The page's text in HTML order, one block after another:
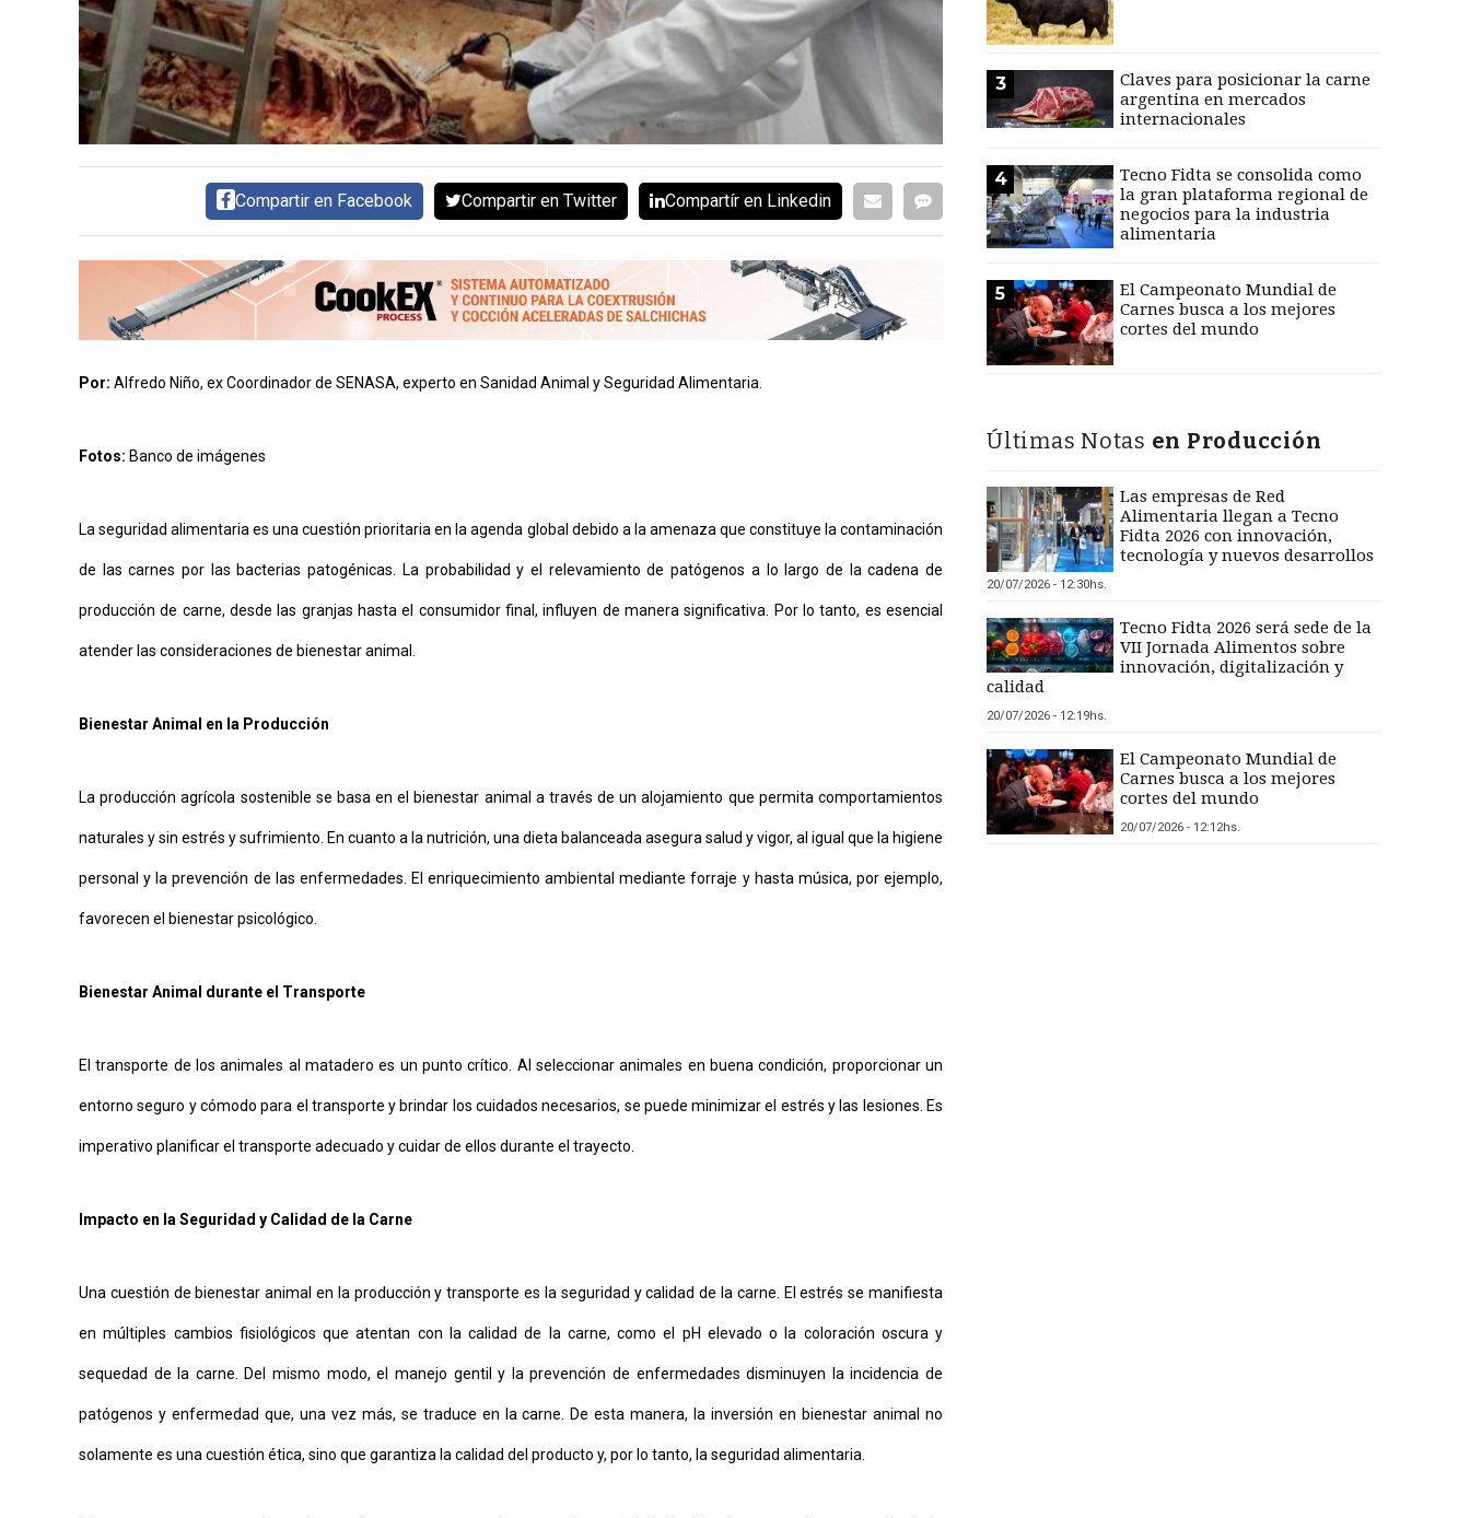
TÉRMINOS
Compartir en Facebook Compartir en Twitter Compartír en Linkedin
Por: Alfredo Niño, ex Coordinador de SENASA, experto en Sanidad Animal y Seguridad Alimentaria.
Fotos: Banco de imágenes
La seguridad alimentaria es una cuestión prioritaria en la agenda global debido a la amenaza que constituye la contaminación
de las carnes por las bacterias patogénicas. La probabilidad y el relevamiento de patógenos a lo largo de la cadena de
producción de carne, desde las granjas hasta el consumidor final, influyen de manera significativa. Por lo tanto, es esencial
atender las consideraciones de bienestar animal.
Bienestar Animal en la Producción
La producción agrícola sostenible se basa en el bienestar animal a través de un alojamiento que permita comportamientos
naturales y sin estrés y sufrimiento. En cuanto a la nutrición, una dieta balanceada asegura salud y vigor, al igual que la higiene
personal y la prevención de las enfermedades. El enriquecimiento ambiental mediante forraje y hasta música, por ejemplo,
favorecen el bienestar psicológico.
Bienestar Animal durante el Transporte
El transporte de los animales al matadero es un punto crítico. Al seleccionar animales en buena condición, proporcionar un
entorno seguro y cómodo para el transporte y brindar los cuidados necesarios, se puede minimizar el estrés y las lesiones. Es
imperativo planificar el transporte adecuado y cuidar de ellos durante el trayecto.
Impacto en la Seguridad y Calidad de la Carne
Una cuestión de bienestar animal en la producción y transporte es la seguridad y calidad de la carne. El estrés se manifiesta
en múltiples cambios fisiológicos que atentan con la calidad de la carne, como el pH elevado o la coloración oscura y
sequedad de la carne. Del mismo modo, el manejo gentil y la prevención de enfermedades disminuyen la incidencia de
patógenos y enfermedad que, una vez más, se traduce en la carne. De esta manera, la inversión en bienestar animal no
solamente es una cuestión ética, sino que garantiza la calidad del producto y, por lo tanto, la seguridad alimentaria.
3
Claves para posicionar la carne
argentina en mercados
internacionales
4
Tecno Fidta se consolida como
la gran plataforma regional de
negocios para la industria
alimentaria
5
El Campeonato Mundial de
Carnes busca a los mejores
cortes del mundo
Últimas Notas en Producción
Las empresas de Red
Alimentaria llegan a Tecno
Fidta 2026 con innovación,
tecnología y nuevos desarrollos
20/07/2026 - 12:30hs.
Tecno Fidta 2026 será sede de la
VII Jornada Alimentos sobre
innovación, digitalización y
calidad
20/07/2026 - 12:19hs.
El Campeonato Mundial de
Carnes busca a los mejores
cortes del mundo
20/07/2026 - 12:12hs.